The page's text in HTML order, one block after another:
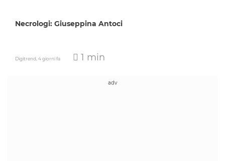
Necrologi: Giuseppina Antoci
Digitrend,4 giorni fa 1 min